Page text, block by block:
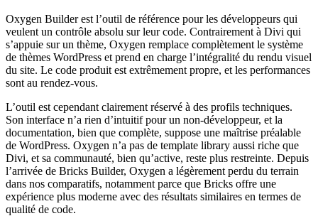
Oxygen Builder est l’outil de référence pour les développeurs qui
veulent un contrôle absolu sur leur code. Contrairement à Divi qui
s’appuie sur un thème, Oxygen remplace complètement le système
de thèmes WordPress et prend en charge l’intégralité du rendu visuel
du site. Le code produit est extrêmement propre, et les performances
sont au rendez-vous.
L’outil est cependant clairement réservé à des profils techniques.
Son interface n’a rien d’intuitif pour un non-développeur, et la
documentation, bien que complète, suppose une maîtrise préalable
de WordPress. Oxygen n’a pas de template library aussi riche que
Divi, et sa communauté, bien qu’active, reste plus restreinte. Depuis
l’arrivée de Bricks Builder, Oxygen a légèrement perdu du terrain
dans nos comparatifs, notamment parce que Bricks offre une
expérience plus moderne avec des résultats similaires en termes de
qualité de code.